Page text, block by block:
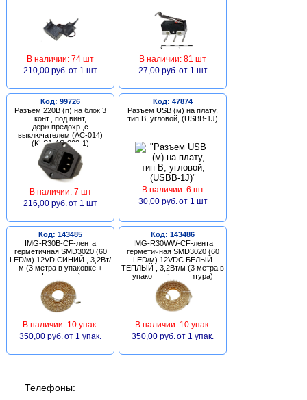
В наличии: 74 шт
210,00 руб. от 1 шт
В наличии: 81 шт
27,00 руб. от 1 шт
Код: 99726
Разъем 220В (п) на блок 3
конт., под винт,
держ.предохр.,с
выключателем (AC-014)
(KLS1-AS-303-1)
В наличии: 7 шт
216,00 руб. от 1 шт
Код: 47874
Разъем USB (м) на плату,
тип В, угловой, (USBB-1J)
В наличии: 6 шт
30,00 руб. от 1 шт
Код: 143485
IMG-R30B-CF-лента
герметичная SMD3020 (60
LED/м) 12VD СИНИЙ , 3,2Вт/
м (3 метра в упаковке +
фурнитура)
В наличии: 10 упак.
350,00 руб. от 1 упак.
Код: 143486
IMG-R30WW-CF-лента
герметичная SMD3020 (60
LED/м) 12VDC БЕЛЫЙ
ТЕПЛЫЙ , 3,2Вт/м (3 метра в
упаковке + фурнитура)
В наличии: 10 упак.
350,00 руб. от 1 упак.
Телефоны: